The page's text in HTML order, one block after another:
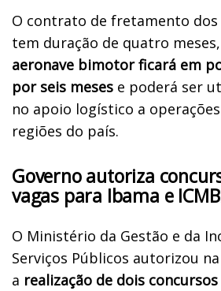
O contrato de fretamento
tem duração de quatro meses,
aeronave bimotor ficará em
por seis meses e poderá ser
no apoio logístico a
regiões do país.
Governo autoriza
vagas para Ibama e
O Ministério da Gestão e da
Serviços Públicos autorizou
a realização de dois